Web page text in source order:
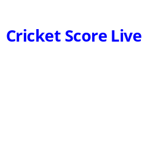
Cricket Score Live